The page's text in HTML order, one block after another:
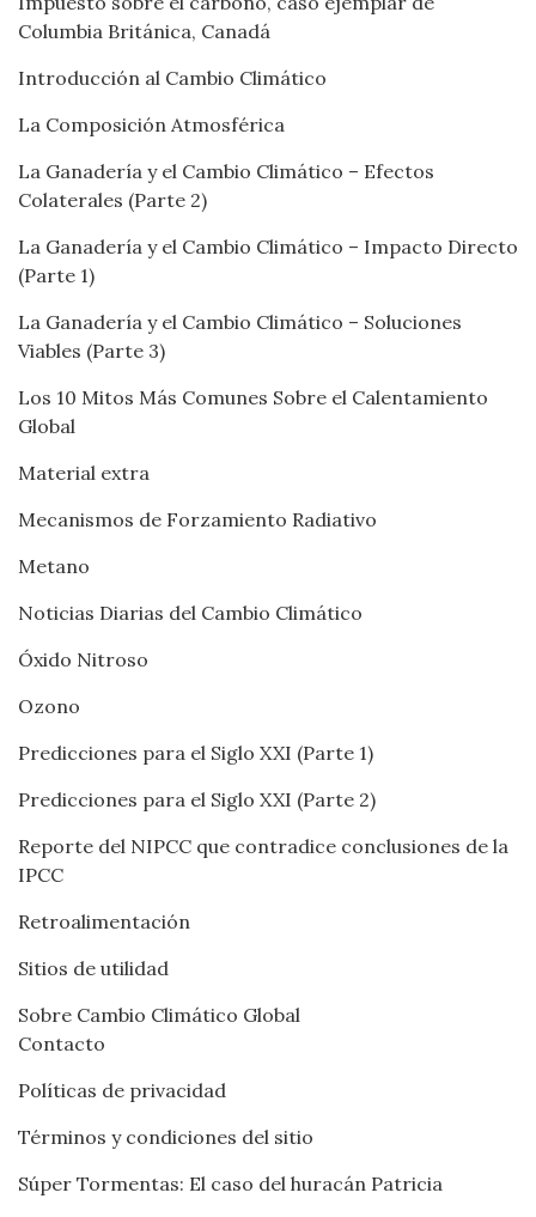
Columbia Británica, Canadá
Introducción al Cambio Climático
La Composición Atmosférica
La Ganadería y el Cambio Climático – Efectos
Colaterales (Parte 2)
La Ganadería y el Cambio Climático – Impacto Directo
(Parte 1)
La Ganadería y el Cambio Climático – Soluciones
Viables (Parte 3)
Los 10 Mitos Más Comunes Sobre el Calentamiento
Global
Material extra
Mecanismos de Forzamiento Radiativo
Metano
Noticias Diarias del Cambio Climático
Óxido Nitroso
Ozono
Predicciones para el Siglo XXI (Parte 1)
Predicciones para el Siglo XXI (Parte 2)
Reporte del NIPCC que contradice conclusiones de la
IPCC
Retroalimentación
Sitios de utilidad
Sobre Cambio Climático Global
Contacto
Políticas de privacidad
Términos y condiciones del sitio
Súper Tormentas: El caso del huracán Patricia